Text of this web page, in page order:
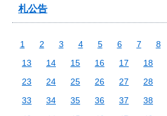
札公告
1 2 3 4 5 6 7 8
13
14 15 16 17 18
23
24 25 26 27 28
33
34 35 36 37 38